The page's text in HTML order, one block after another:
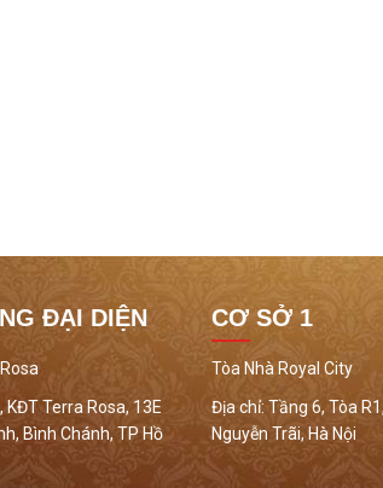
ĐẠI DIỆN
KĐT Terra Rosa, 13E
Bình Chánh, TP Hồ
CƠ SỞ 1
Tòa Nhà Royal City
Địa chỉ:Tầng 6, Tòa
Nguyễn Trãi, Hà Nội